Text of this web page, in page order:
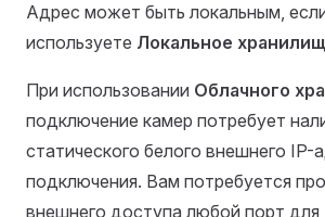
Адрес может быть локальным,
используете Локальное
При использовании Облачного
подключение камер потребует
статического белого внешнего IP-
подключения. Вам потребуется
внешнего доступа любой порт для